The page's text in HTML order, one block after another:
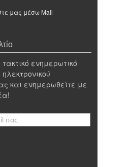
μας μέσω Mail
ενημερωτικό
και ενημερωθείτε με